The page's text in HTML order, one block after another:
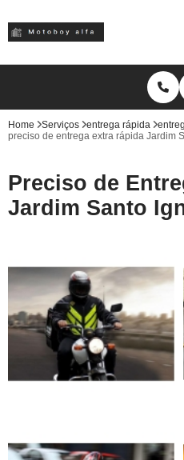
Home Serviços entrega rápida
preciso de entrega extra rápida Jardim
Preciso de
Jardim Santo